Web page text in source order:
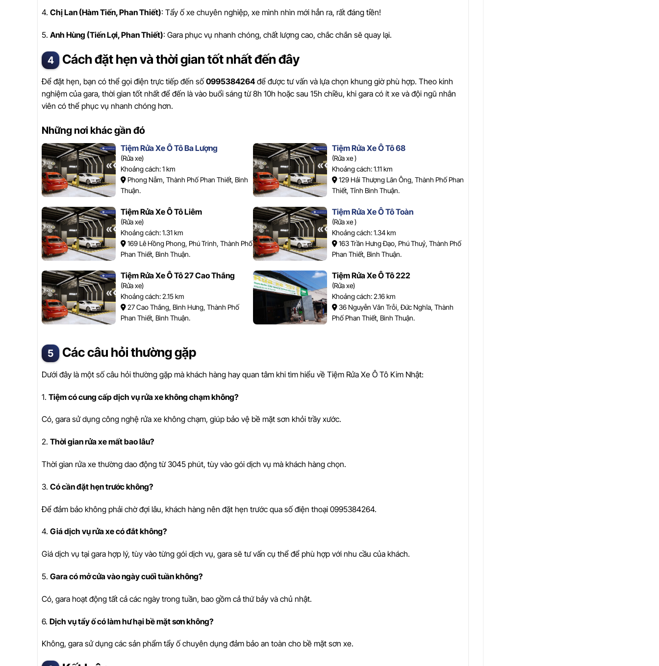
4. Chị Lan (Hàm Tiến, Phan Thiết): Tẩy ố xe chuyên nghiệp, xe mình nhìn mới hẳn ra, rất đáng tiền!
5. Anh Hùng (Tiến Lợi, Phan Thiết): Gara phục vụ nhanh chóng, chất lượng cao, chắc chắn sẽ quay lại.
Cách đặt hẹn và thời gian tốt nhất đến đây
Để đặt hẹn, bạn có thể gọi điện trực tiếp đến số 0995384264 để được tư vấn và lựa chọn khung giờ phù hợp. Theo kinh
nghiệm của gara, thời gian tốt nhất để đến là vào buổi sáng từ 8h 10h hoặc sau 15h chiều, khi gara có ít xe và đội ngũ nhân
viên có thể phục vụ nhanh chóng hơn.
Những nơi khác gần đó
Tiệm Rửa Xe Ô Tô Ba Lượng
(Rửa xe)
Khoảng cách: 1 km
Phong Nẫm, Thành Phố Phan Thiết, Bình
Thuận.
Tiệm Rửa Xe Ô Tô 68
(Rửa xe )
Khoảng cách: 1.11 km
129 Hải Thượng Lãn Ông, Thành Phố Phan
Thiết, Tỉnh Bình Thuận.
Tiệm Rửa Xe Ô Tô Liêm
(Rửa xe)
Khoảng cách: 1.31 km
169 Lê Hồng Phong, Phú Trinh, Thành Phố
Phan Thiết, Bình Thuận.
Tiệm Rửa Xe Ô Tô Toàn
(Rửa xe )
Khoảng cách: 1.34 km
163 Trần Hưng Đạo, Phú Thuỷ, Thành Phố
Phan Thiết, Bình Thuận.
Tiệm Rửa Xe Ô Tô 27 Cao Thắng
(Rửa xe)
Khoảng cách: 2.15 km
27 Cao Thắng, Bình Hưng, Thành Phố
Phan Thiết, Bình Thuận.
Tiệm Rửa Xe Ô Tô 222
(Rửa xe)
Khoảng cách: 2.16 km
36 Nguyễn Văn Trỗi, Đức Nghĩa, Thành
Phố Phan Thiết, Bình Thuận.
Các câu hỏi thường gặp
Dưới đây là một số câu hỏi thường gặp mà khách hàng hay quan tâm khi tìm hiểu về Tiệm Rửa Xe Ô Tô Kim Nhật:
1. Tiệm có cung cấp dịch vụ rửa xe không chạm không?
Có, gara sử dụng công nghệ rửa xe không chạm, giúp bảo vệ bề mặt sơn khỏi trầy xước.
2. Thời gian rửa xe mất bao lâu?
Thời gian rửa xe thường dao động từ 3045 phút, tùy vào gói dịch vụ mà khách hàng chọn.
3. Có cần đặt hẹn trước không?
Để đảm bảo không phải chờ đợi lâu, khách hàng nên đặt hẹn trước qua số điện thoại 0995384264.
4. Giá dịch vụ rửa xe có đắt không?
Giá dịch vụ tại gara hợp lý, tùy vào từng gói dịch vụ, gara sẽ tư vấn cụ thể để phù hợp với nhu cầu của khách.
5. Gara có mở cửa vào ngày cuối tuần không?
Có, gara hoạt động tất cả các ngày trong tuần, bao gồm cả thứ bảy và chủ nhật.
6. Dịch vụ tẩy ố có làm hư hại bề mặt sơn không?
Không, gara sử dụng các sản phẩm tẩy ố chuyên dụng đảm bảo an toàn cho bề mặt sơn xe.